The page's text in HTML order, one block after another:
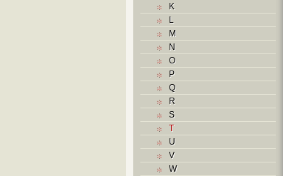
K
L
M
N
O
P
Q
R
S
T
U
V
W